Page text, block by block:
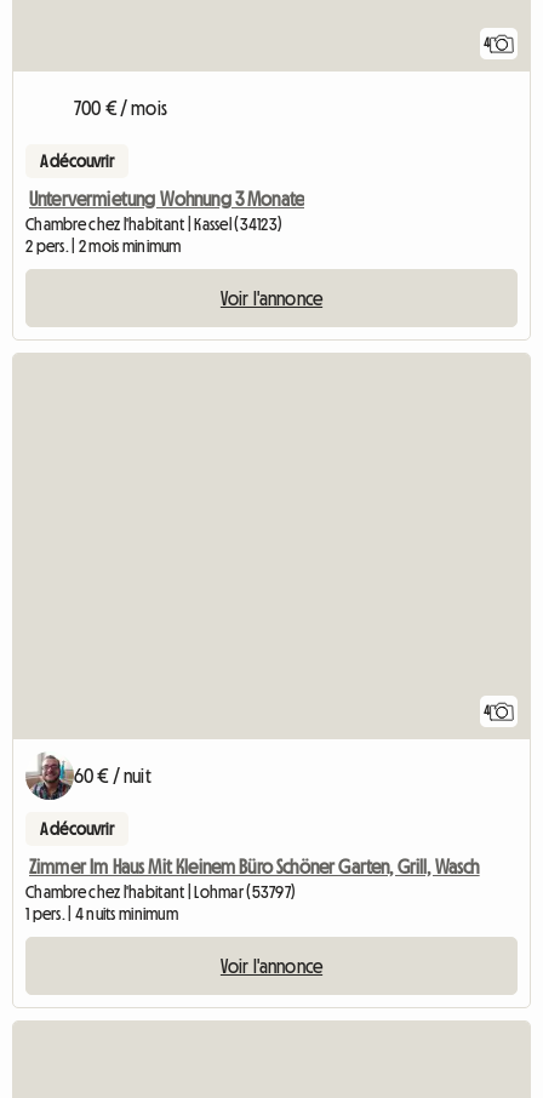
4
700 € / mois
A découvrir
Untervermietung Wohnung 3 Monate
Chambre chez l'habitant | Kassel (34123)
2 pers. | 2 mois minimum
Voir l'annonce
4
60 € / nuit
A découvrir
Zimmer Im Haus Mit Kleinem Büro Schöner Garten, Grill, Wasch
Chambre chez l'habitant | Lohmar (53797)
1 pers. | 4 nuits minimum
Voir l'annonce